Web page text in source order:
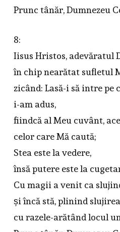
Prunc tânăr, Dumnezeu
8:
Iisus Hristos, adevăratul
în chip nearătat sufletul
zicând: Lasă-i să intre pe
i-am adus,
fiindcă al Meu cuvânt,
celor care Mă caută;
Stea este la vedere,
însă putere este la
Cu magii a venit ca
și încă stă, plinind
cu razele-arătând locul